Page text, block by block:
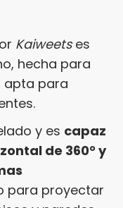
Kaiweetses
hecha para
apta para
y es capaz
de 360° y
para proyectar